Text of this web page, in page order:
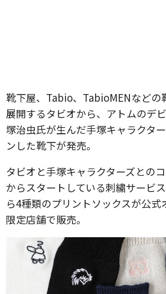
靴下屋、Tabio、TabioMENなどの
展開するタビオから、アトムのデ
塚治虫氏が生んだ手塚キャラクタ
ンした靴下が発売。
タビオと手塚キャラクターズとの
からスタートしている刺繍サービ
ら4種類のプリントソックスが公
限定店舗で販売。